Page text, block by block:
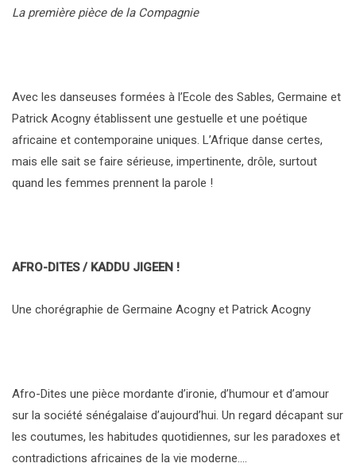
La première pièce de la Compagnie
Avec les danseuses formées à l’Ecole des Sables, Germaine et
Patrick Acogny établissent une gestuelle et une poétique
africaine et contemporaine uniques. L’Afrique danse certes,
mais elle sait se faire sérieuse, impertinente, drôle, surtout
quand les femmes prennent la parole !
AFRO-DITES / KADDU JIGEEN !
Une chorégraphie de Germaine Acogny et Patrick Acogny
Afro-Dites une pièce mordante d’ironie, d’humour et d’amour
sur la société sénégalaise d’aujourd’hui. Un regard décapant sur
les coutumes, les habitudes quotidiennes, sur les paradoxes et
contradictions africaines de la vie moderne….